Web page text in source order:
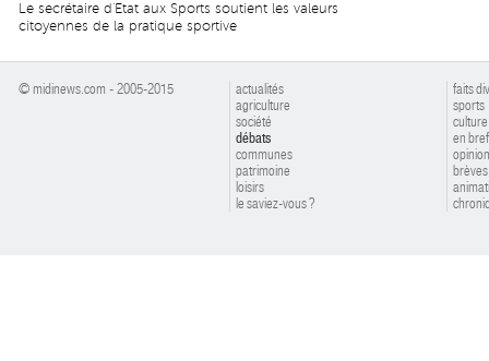
Le secrétaire d'Etat aux Sports soutient les valeurs
citoyennes de la pratique sportive
© midinews.com - 2005-2015
actualités
agriculture
société
débats
communes
patrimoine
loisirs
le saviez-vous ?
faits
sports
culture
en bref
brèves